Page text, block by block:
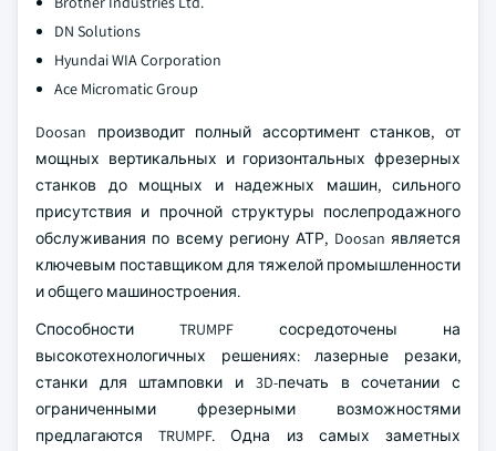
DN Solutions
Hyundai WIA Corporation
Ace Micromatic Group
Doosan производит полный ассортимент станков, от
мощных вертикальных и горизонтальных фрезерных
станков до мощных и надежных машин, сильного
присутствия и прочной структуры послепродажного
обслуживания по всему региону АТР, Doosan является
ключевым поставщиком для тяжелой промышленности
и общего машиностроения.
Способности TRUMPF сосредоточены на
высокотехнологичных решениях: лазерные резаки,
станки для штамповки и 3D-печать в сочетании с
ограниченными фрезерными возможностями
предлагаются TRUMPF. Одна из самых заметных